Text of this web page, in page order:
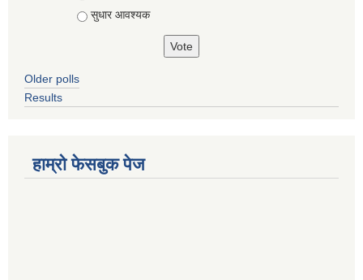
सुधार आवश्यक
Older polls
Results
हाम्रो फेसबुक पेज